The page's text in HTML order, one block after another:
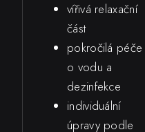
vířivá relaxační
část
pokročilá péče
o vodu a
dezinfekce
individuální
úpravy podle